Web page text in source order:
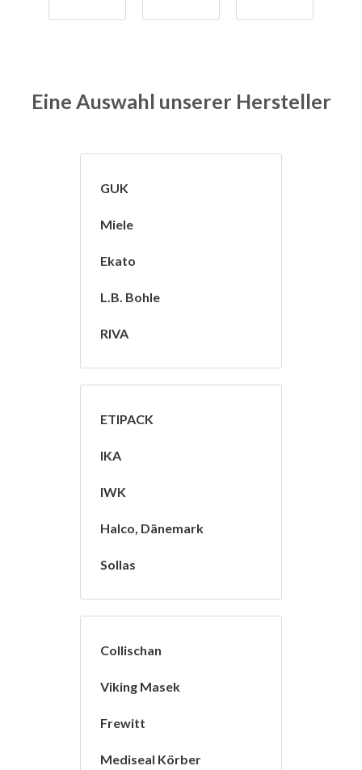
Eine Auswahl unserer Hersteller
GUK
Miele
Ekato
L.B. Bohle
RIVA
ETIPACK
IKA
IWK
Halco, Dänemark
Sollas
Collischan
Viking Masek
Frewitt
Mediseal Körber